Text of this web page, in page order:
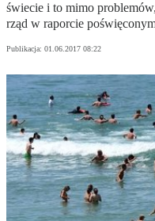
świecie i to mimo
rząd w raporcie
Publikacja: 01.06.2017 08:22